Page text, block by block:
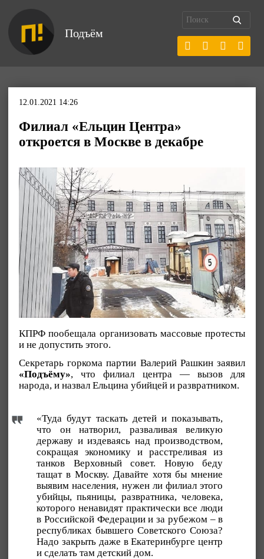
Подъём
12.01.2021 14:26
Филиал «Ельцин Центра»
откроется в Москве в декабре
КПРФ пообещала организовать массовые протесты
и не допустить этого.
Секретарь горкома партии Валерий Рашкин заявил
«Подъёму», что филиал центра — вызов для
народа, и назвал Ельцина убийцей и развратником.
«Туда будут таскать детей и показывать,
что он натворил, разваливая великую
державу и издеваясь над производством,
сокращая экономику и расстреливая из
танков Верховный совет. Новую беду
тащат в Москву. Давайте хотя бы мнение
выявим населения, нужен ли филиал этого
убийцы, пьяницы, развратника, человека,
которого ненавидят практически все люди
в Российской Федерации и за рубежом – в
республиках бывшего Советского Союза?
Надо закрыть даже в Екатеринбурге центр
и сделать там детский дом.